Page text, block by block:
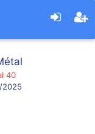
40
2025